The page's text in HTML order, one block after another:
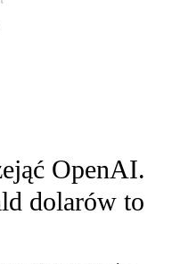
OpenAI.
dolarów to